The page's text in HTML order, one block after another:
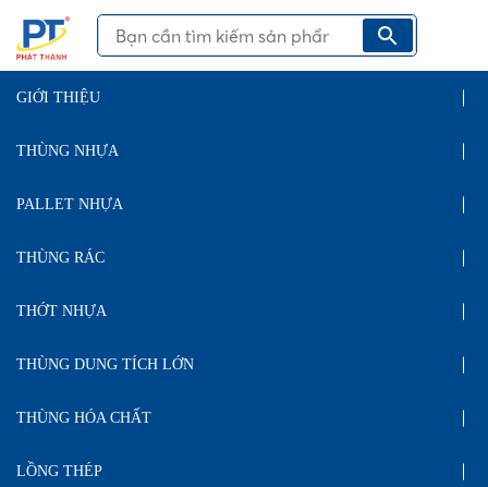
GIỚI THIỆU
THÙNG NHỰA
PALLET NHỰA
THÙNG RÁC
THỚT NHỰA
THÙNG DUNG TÍCH LỚN
THÙNG HÓA CHẤT
LỒNG THÉP